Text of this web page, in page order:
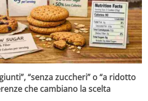
“senza zuccheri” o “a ridotto
che cambiano la scelta